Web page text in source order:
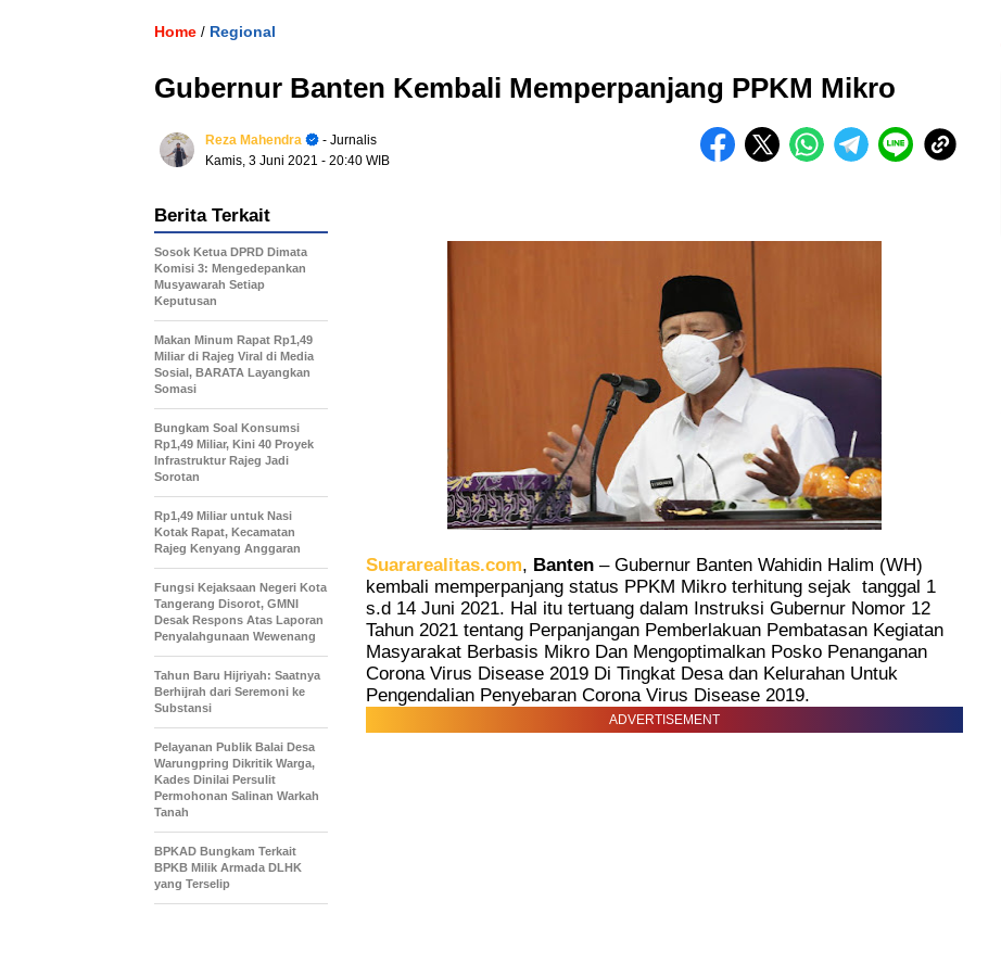
Home / Regional
Gubernur Banten Kembali Memperpanjang PPKM Mikro
Reza Mahendra
- Jurnalis
Kamis, 3 Juni 2021 - 20:40 WIB
Suararealitas.com, Banten – Gubernur Banten Wahidin Halim (WH)
kembali memperpanjang status PPKM Mikro terhitung sejak tanggal 1
s.d 14 Juni 2021. Hal itu tertuang dalam Instruksi Gubernur Nomor 12
Tahun 2021 tentang Perpanjangan Pemberlakuan Pembatasan Kegiatan
Masyarakat Berbasis Mikro Dan Mengoptimalkan Posko Penanganan
Corona Virus Disease 2019 Di Tingkat Desa dan Kelurahan Untuk
Pengendalian Penyebaran Corona Virus Disease 2019.
ADVERTISEMENT
Berita Terkait
Sosok Ketua DPRD Dimata
Komisi 3: Mengedepankan
Musyawarah Setiap
Keputusan
Makan Minum Rapat Rp1,49
Miliar di Rajeg Viral di Media
Sosial, BARATA Layangkan
Somasi
Bungkam Soal Konsumsi
Rp1,49 Miliar, Kini 40 Proyek
Infrastruktur Rajeg Jadi
Sorotan
Rp1,49 Miliar untuk Nasi
Kotak Rapat, Kecamatan
Rajeg Kenyang Anggaran
Fungsi Kejaksaan Negeri Kota
Tangerang Disorot, GMNI
Desak Respons Atas Laporan
Penyalahgunaan Wewenang
Tahun Baru Hijriyah: Saatnya
Berhijrah dari Seremoni ke
Substansi
Pelayanan Publik Balai Desa
Warungpring Dikritik Warga,
Kades Dinilai Persulit
Permohonan Salinan Warkah
Tanah
BPKAD Bungkam Terkait
BPKB Milik Armada DLHK
yang Terselip